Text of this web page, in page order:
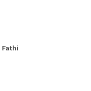
Fathi